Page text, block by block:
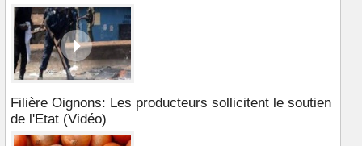
Filière Oignons: Les producteurs sollicitent le soutien
de l'Etat (Vidéo)